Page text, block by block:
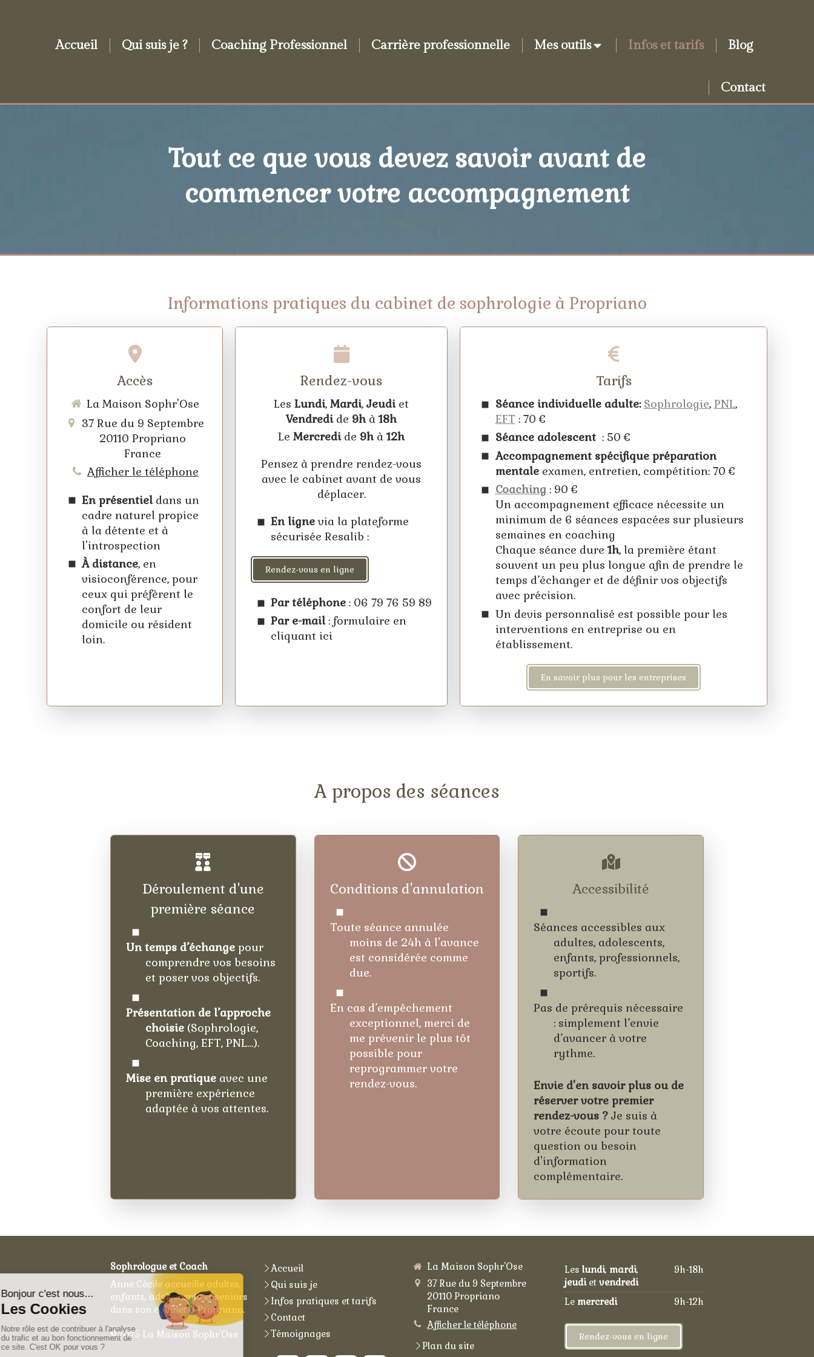
Accueil Qui suis je ? Coaching Professionnel Carrière professionnelle Mes outils Infos et tarifs Blog
Contact
Tout ce que vous devez savoir avant de
commencer votre accompagnement
Informations pratiques du cabinet de sophrologie à Propriano
Accès
La Maison Sophr'Ose
37 Rue du 9 Septembre
20110 Propriano
France
Afficher le téléphone
En présentieldans un
cadre naturel propice
à la détente et à
l'introspection
À distance, en
visioconférence, pour
ceux qui préfèrent le
confort de leur
domicile ou résident
loin.
Rendez-vous
LesLundi,Mardi,Jeudiet
Vendredide 9hà18h
LeMercredide 9hà12h
Pensez à prendre rendez-vous
avec le cabinet avant de vous
déplacer.
En lignevia la plateforme
sécurisée Resalib :
Rendez-vous en ligne
Par téléphone: 06 79 76 59 89
Par e-mail: formulaire en
cliquant ici
Tarifs
Séance individuelle adulte: Sophrologie, PNL,
EFT : 70 €
Séance adolescent: 50 €
Accompagnement spécifique préparation
mentale examen, entretien, compétition: 70 €
Coaching : 90 €
Un accompagnement efficace nécessite un
minimum de 6 séances espacées sur plusieurs
semaines en coaching
Chaque séance dure1h, la première étant
souvent un peu plus longue afin de prendre le
temps d’échanger et de définir vos objectifs
avec précision.
Un devis personnalisé est possible pour les
interventions en entreprise ou en
établissement.
En savoir plus pour les entreprises
A propos des séances
Déroulement d'une
première séance
Un temps d’échange pour
comprendre vos besoins
et poser vos objectifs.
Présentation de l’approche
choisie (Sophrologie,
Coaching, EFT, PNL…).
Mise en pratique avec une
première expérience
adaptée à vos attentes.
Conditions d'annulation
Toute séance annulée
moins de 24h à l'avance
est considérée comme
due.
En cas d’empêchement
exceptionnel, merci de
me prévenir le plus tôt
possible pour
reprogrammer votre
rendez-vous.
Accessibilité
Séances accessibles aux
adultes, adolescents,
enfants, professionnels,
sportifs.
Pas de prérequis nécessaire
: simplement l’envie
d’avancer à votre
rythme.
Envie d'en savoir plus ou de
réserver votre premier
rendez-vous ? Je suis à
votre écoute pour toute
question ou besoin
d'information
complémentaire.
Sophrologue et Coach
Anne Cécile accueille adultes,
enfants, adolescents et seniors
dans son cabinet à Propriano.
©2025 La Maison Sophr'Ose
Accueil
Qui suis je
Infos pratiques et tarifs
Contact
Témoignages
La Maison Sophr'Ose
37 Rue du 9 Septembre
20110 Propriano
France
Afficher le téléphone
Plan du site
Les lundi, mardi,
jeudiet vendredi
9h-18h
Le mercredi 9h-12h
Rendez-vous en ligne